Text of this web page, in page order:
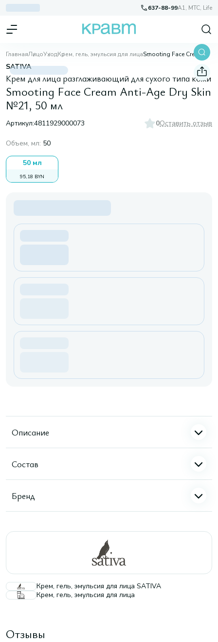
637-88-99A1, МТС, Life
ГлавнаяЛицоУходКрем, гель, эмульсия для лица Smooting Face Cream Anti-Age Dry Skin №21, 50 мл
SATIVA
Крем для лица разглаживающий для сухого типа кожи
Smooting Face Cream Anti-Age Dry Skin
№21, 50 мл
Артикул:4811929000073 0Оставить отзыв
Объем, мл: 50
50 мл
95,18 BYN
Описание
Состав
Бренд
Крем, гель, эмульсия для лица SATIVA
Крем, гель, эмульсия для лица
Отзывы